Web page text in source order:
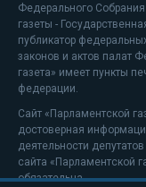
Федерального
газеты -
публикатор
законов и актов палат
газета» имеет пункты
федерации.
Сайт «Парламентской
достоверная
деятельности
сайта «Парламентской
обязательна.